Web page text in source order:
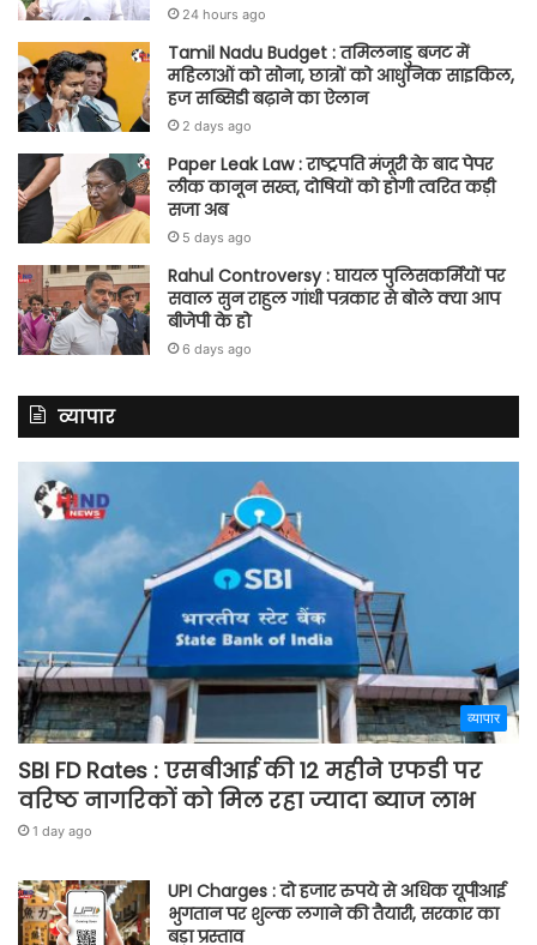
24 hours ago
Tamil Nadu Budget : तमिलनाडु बजट में
महिलाओं को सोना, छात्रों को आधुनिक साइकिल,
हज सब्सिडी बढ़ाने का ऐलान
2 days ago
Paper Leak Law : राष्ट्रपति मंजूरी के बाद पेपर
लीक कानून सख्त, दोषियों को होगी त्वरित कड़ी
सजा अब
5 days ago
Rahul Controversy : घायल पुलिसकर्मियों पर
सवाल सुन राहुल गांधी पत्रकार से बोले क्या आप
बीजेपी के हो
6 days ago
व्यापार
व्यापार
SBI FD Rates : एसबीआई की 12 महीने एफडी पर
वरिष्ठ नागरिकों को मिल रहा ज्यादा ब्याज लाभ
1 day ago
UPI Charges : दो हजार रुपये से अधिक यूपीआई
भुगतान पर शुल्क लगाने की तैयारी, सरकार का
बड़ा प्रस्ताव